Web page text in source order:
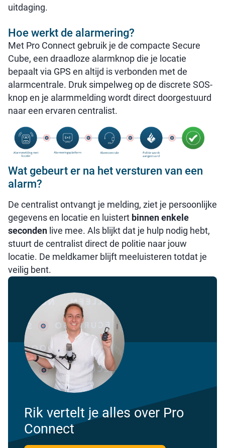
uitdaging.
Hoe werkt de alarmering?
Met Pro Connect gebruik je de compacte Secure
Cube, een draadloze alarmknop die je locatie
bepaalt via GPS en altijd is verbonden met de
alarmcentrale. Druk simpelweg op de discrete SOS-
knop en je alarmmelding wordt direct doorgestuurd
naar een ervaren centralist.
Wat gebeurt er na het versturen van een
alarm?
De centralist ontvangt je melding, ziet je persoonlijke
gegevens en locatie en luistert binnen enkele
seconden live mee. Als blijkt dat je hulp nodig hebt,
stuurt de centralist direct de politie naar jouw
locatie. De meldkamer blijft meeluisteren totdat je
veilig bent.
Rik vertelt je alles over Pro
Connect